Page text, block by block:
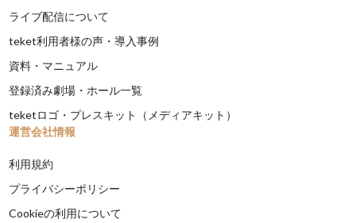
ライブ配信について
teket利用者様の声・導入事例
資料・マニュアル
登録済み劇場・ホール一覧
teketロゴ・プレスキット（メディアキット）
運営会社情報
利用規約
プライバシーポリシー
Cookieの利用について